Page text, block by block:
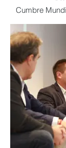
Cumbre